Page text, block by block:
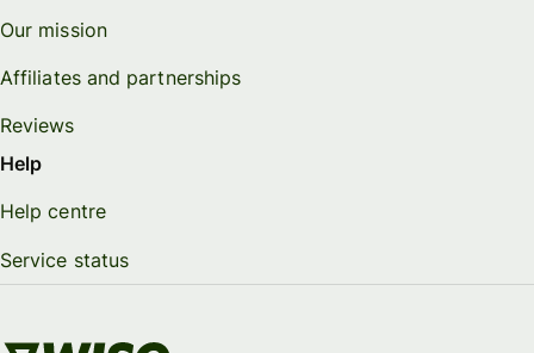
Our mission
Affiliates and partnerships
Reviews
Help
Help centre
Service status